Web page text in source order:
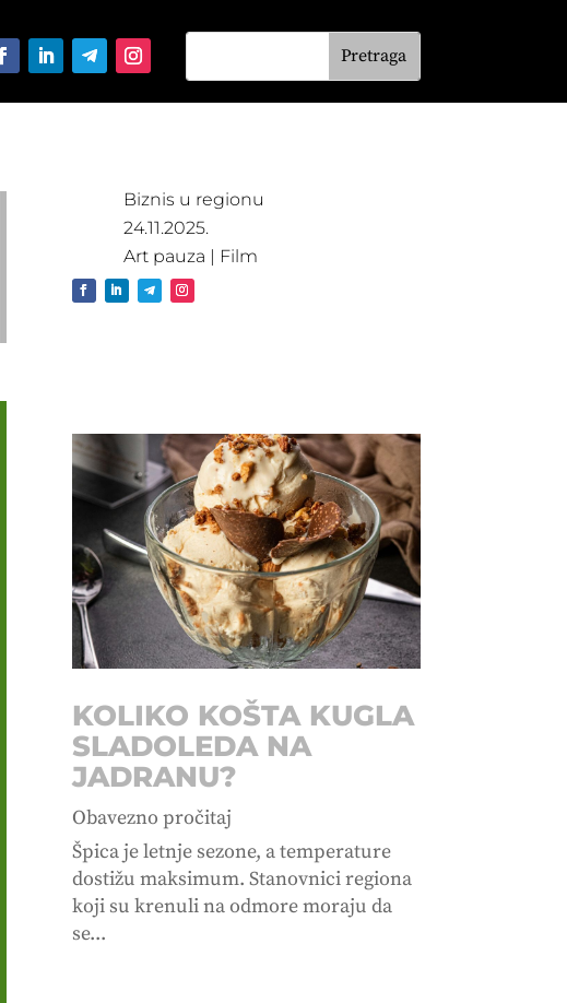
Biznis u regionu
24.11.2025.
Art pauza | Film
KOLIKO KOŠTA KUGLA
SLADOLEDA NA
JADRANU?
Obavezno pročitaj
Špica je letnje sezone, a temperature
dostižu maksimum. Stanovnici regiona
koji su krenuli na odmore moraju da
se...